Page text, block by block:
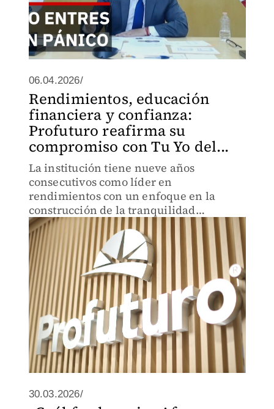
06.04.2026/
Rendimientos, educación
financiera y confianza:
Profuturo reafirma su
compromiso con Tu Yo del...
La institución tiene nueve años
consecutivos como líder en
rendimientos con un enfoque en la
construcción de la tranquilidad
financiera de los mexicanos
30.03.2026/